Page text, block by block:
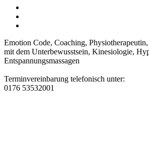
Emotion Code, Coaching,
mit dem Unterbewusstsein, Kinesiologie,
Entspannungsmassagen
Terminvereinbarung telefonisch unter:
0176 53532001